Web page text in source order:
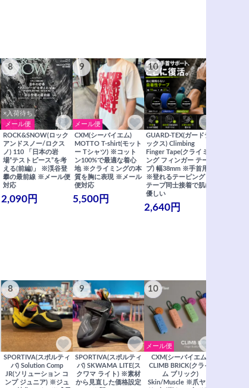
8
×入荷待ち
メール便
ROCK&SNOW(ロック
アンドスノー/ロクス
ノ) 110 「日本の岩
場“テストピース”を考
える(前編)」 ※渓谷登
攀の最前線 ※メール便
対応
2,090円
9
メール便
CXM(シーバイエム)
MOTTO T-shirt(モット
ー Tシャツ) ※コット
ン100%で最適な着心
地 ※クライミングの本
質を胸に表現 ※メール
便対応
5,500円
10
GUARD-TEX(ガードテ
ックス) Climbing
Finger Tape(クライミ
ング フィンガー テー
プ) 幅38mm ※手首用
※登れるテーピング ※
テープ同士接着で肌に
優しい
2,640円
8
SPORTIVA(スポルティ
バ) Solution Comp
JR(ソリューション コ
ンプ ジュニア) ※ジュ
9
SPORTIVA(スポルティ
バ) SKWAMA LITE(ス
クワマ ライト) ※素材
から見直した価格設定
10
メール便
CXM(シーバイエム)
CLIMB BRICK(クライ
ム ブリック)
Skin/Muscle ※爪ヤス